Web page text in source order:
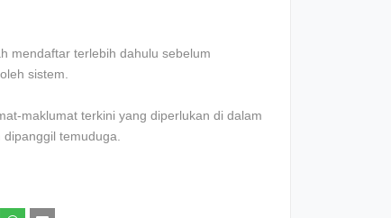
mendaftar terlebih dahulu sebelum
sistem.
maklumat terkini yang diperlukan di dalam
temuduga.